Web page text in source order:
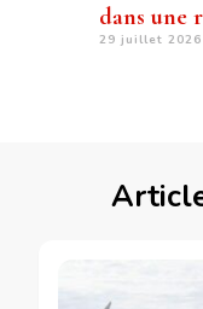
dans une
29 juillet 2026